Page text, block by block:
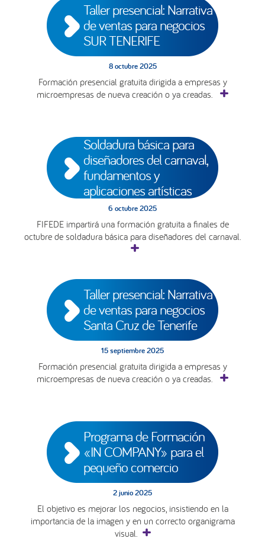
Taller presencial: Narrativa
de ventas para negocios
SUR TENERIFE
8 octubre 2025
Formación presencial gratuita dirigida a empresas y
microempresas de nueva creación o ya creadas.
Soldadura básica para
diseñadores del carnaval,
fundamentos y
aplicaciones artísticas
6 octubre 2025
FIFEDE impartirá una formación gratuita a finales de
octubre de soldadura básica para diseñadores del carnaval.
Taller presencial: Narrativa
de ventas para negocios
Santa Cruz de Tenerife
15 septiembre 2025
Formación presencial gratuita dirigida a empresas y
microempresas de nueva creación o ya creadas.
Programa de Formación
«IN COMPANY» para el
pequeño comercio
2 junio 2025
El objetivo es mejorar los negocios, insistiendo en la
importancia de la imagen y en un correcto organigrama
visual.